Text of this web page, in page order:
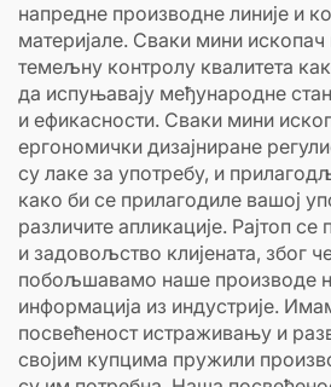
напредне производне линије и
материјале. Сваки мини
темељну контролу квалитета
да испуњавају међународне
и ефикасности. Сваки мини
ергономички дизајниране
су лаке за употребу, и
како би се прилагодиле вашој
различите апликације. Рајтоп се
и задовољство клијената, због
побољшавамо наше производе
информација из индустрије.
посвећеност истраживању и
својим купцима пружили